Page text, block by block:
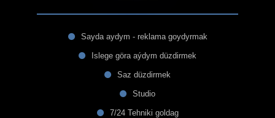
Sayda aydym - reklama goydyrmak
Islege göra aýdym düzdirmek
Saz düzdirmek
Studio
7/24 Tehniki goldag